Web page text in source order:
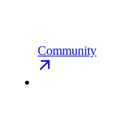
Community